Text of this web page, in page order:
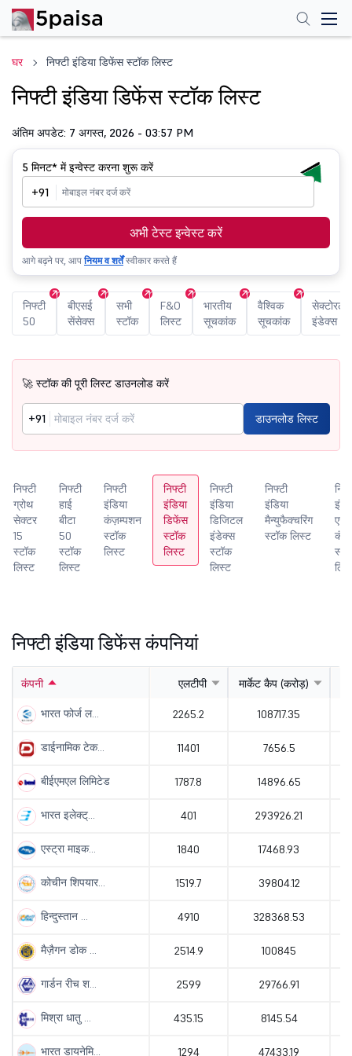
घर निफ्टी इंडिया डिफेंस स्टॉक लिस्ट
निफ्टी इंडिया डिफेंस स्टॉक लिस्ट
अंतिम अपडेट: 7 अगस्त, 2026 - 03:57 PM
5 मिनट* में इन्वेस्ट करना शुरू करें
+91
अभी टेस्ट इन्वेस्ट करें
आगे बढ़ने पर, आपनियम व शर्तेंस्वीकार करते हैं
निफ्टी
50
बीएसई
सेंसेक्स
सभी
स्टॉक
F&O
लिस्ट
भारतीय
सूचकांक
वैश्विक
सूचकांक
सेक्टोरल
इंडेक्स
🚀 स्टॉक की पूरी लिस्ट डाउनलोड करें
+91 डाउनलोड लिस्ट
निफ्टी
ग्रोथ
सेक्टर
15
स्टॉक
लिस्ट
निफ्टी
हाई
बीटा
50
स्टॉक
लिस्ट
निफ्टी
इंडिया
कंज़म्पशन
स्टॉक
लिस्ट
निफ्टी
इंडिया
डिफेंस
स्टॉक
लिस्ट
निफ्टी
इंडिया
डिजिटल
इंडेक्स
स्टॉक
लिस्ट
निफ्टी
इंडिया
मैन्युफैक्चरिंग
स्टॉक लिस्ट
एज
निफ्टी इंडिया डिफेंस कंपनियां
कंपनी एलटीपी मार्केट कैप (करोड़)
भारत फोर्ज ल... 2265.2 108717.35
डाईनामिक टेक... 11401 7656.5
बीईएमएल लिमिटेड 1787.8 14896.65
भारत इलेक्ट्... 401 293926.21
एस्ट्रा माइक... 1840 17468.93
कोचीन शिपयार... 1519.7 39804.12
हिन्दुस्तान ... 4910 328368.53
मैज़ैगन डोक ... 2514.9 100845
गार्डन रीच श... 2599 29766.91
मिश्रा धातु ... 435.15 8145.54
भारत डायनेमि... 1294 47433.19